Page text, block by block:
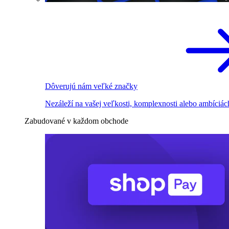
Dôverujú nám veľké značky
Nezáleží na vašej veľkosti, komplexnosti alebo
Zabudované v každom obchode